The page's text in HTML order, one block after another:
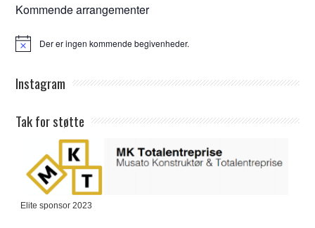
Kommende arrangementer
Notice Der er ingen kommende begivenheder.
Instagram
Tak for støtte
Elite sponsor 2023